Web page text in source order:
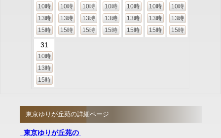
10時
13時
15時
10時
13時
15時
10時
13時
15時
10時
13時
15時
10時
13時
15時
10時
13時
15時
10時
13時
15時
31
10時
13時
15時
東京ゆりが丘苑の詳細ページ
東京ゆりが丘苑の